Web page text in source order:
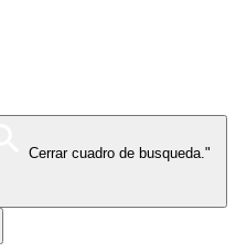
Cerrar cuadro de busqueda."